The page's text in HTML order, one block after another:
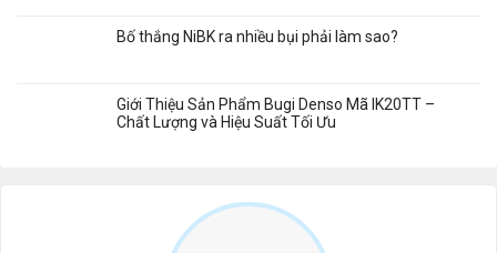
Bố thắng NiBK ra nhiều bụi phải làm sao?
Giới Thiệu Sản Phẩm Bugi Denso Mã IK20TT –
Chất Lượng và Hiệu Suất Tối Ưu